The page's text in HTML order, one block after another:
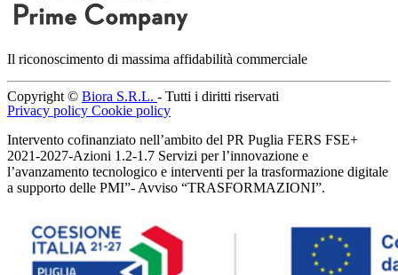
Il riconoscimento di massima affidabilità commerciale
Copyright © Biora S.R.L. - Tutti i diritti riservati
Privacy policy Cookie policy
Intervento cofinanziato nell’ambito del PR Puglia FERS FSE+
2021-2027-Azioni 1.2-1.7 Servizi per l’innovazione e
l’avanzamento tecnologico e interventi per la trasformazione digitale
a supporto delle PMI”- Avviso “TRASFORMAZIONI”.